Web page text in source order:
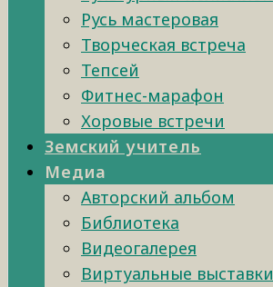
Русь мастеровая
Творческая встреча
Тепсей
Фитнес-марафон
Хоровые встречи
Земский учитель
Медиа
Авторский альбом
Библиотека
Видеогалерея
Виртуальные выставки